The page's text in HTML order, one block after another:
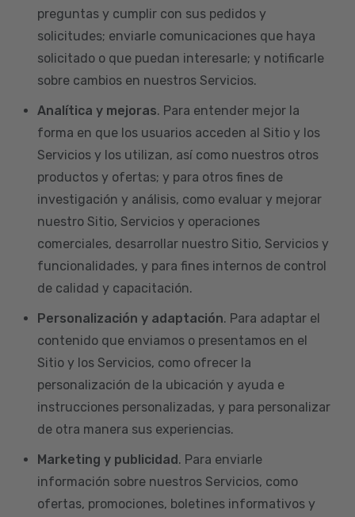
preguntas y cumplir con sus pedidos y
solicitudes; enviarle comunicaciones que haya
solicitado o que puedan interesarle; y notificarle
sobre cambios en nuestros Servicios.
Analítica y mejoras. Para entender mejor la
forma en que los usuarios acceden al Sitio y los
Servicios y los utilizan, así como nuestros otros
productos y ofertas; y para otros fines de
investigación y análisis, como evaluar y mejorar
nuestro Sitio, Servicios y operaciones
comerciales, desarrollar nuestro Sitio, Servicios y
funcionalidades, y para fines internos de control
de calidad y capacitación.
Personalización y adaptación. Para adaptar el
contenido que enviamos o presentamos en el
Sitio y los Servicios, como ofrecer la
personalización de la ubicación y ayuda e
instrucciones personalizadas, y para personalizar
de otra manera sus experiencias.
Marketing y publicidad. Para enviarle
información sobre nuestros Servicios, como
ofertas, promociones, boletines informativos y